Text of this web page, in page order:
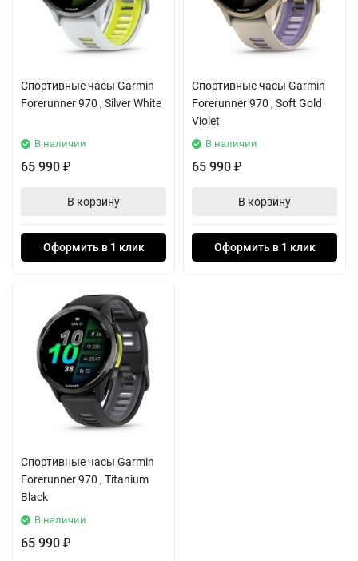
Спортивные часы Garmin
Forerunner 970 , Silver White
В наличии
65 990 ₽
В корзину
Оформить в 1 клик
Спортивные часы Garmin
Forerunner 970 , Soft Gold
Violet
В наличии
65 990 ₽
В корзину
Оформить в 1 клик
Спортивные часы Garmin
Forerunner 970 , Titanium
Black
В наличии
65 990 ₽